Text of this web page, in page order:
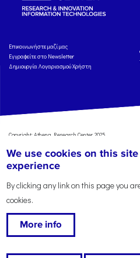
Eπικοινωνήστε μαζί μας
Εγγραφείτε στο Newsletter
Δημιουργία Λογαριασμού Χρήστη
Copyright: Athena Research Center, 2025
We use cookies on this
experience
By clicking any link on this page you
cookies.
More info